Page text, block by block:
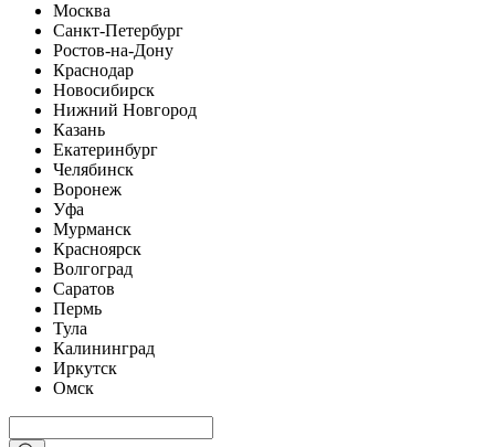
Москва
Санкт-Петербург
Ростов-на-Дону
Краснодар
Новосибирск
Нижний Новгород
Казань
Екатеринбург
Челябинск
Воронеж
Уфа
Мурманск
Красноярск
Волгоград
Саратов
Пермь
Тула
Калининград
Иркутск
Омск